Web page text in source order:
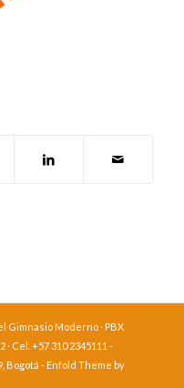
Gimnasio Moderno · PBX
Cel. +57 310 2345111 -
Bogotá - Enfold Theme by